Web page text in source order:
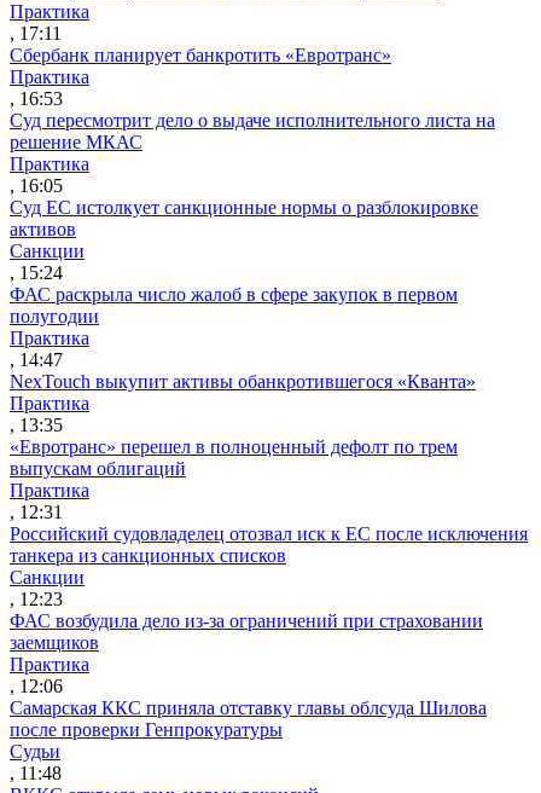
Практика
, 17:11
Сбербанк планирует банкротить «Евротранс»
Практика
, 16:53
Суд пересмотрит дело о выдаче исполнительного листа на
решение МКАС
Практика
, 16:05
Суд ЕС истолкует санкционные нормы о разблокировке
активов
Санкции
, 15:24
ФАС раскрыла число жалоб в сфере закупок в первом
полугодии
Практика
, 14:47
NexTouch выкупит активы обанкротившегося «Кванта»
Практика
, 13:35
«Евротранс» перешел в полноценный дефолт по трем
выпускам облигаций
Практика
, 12:31
Российский судовладелец отозвал иск к ЕС после исключения
танкера из санкционных списков
Санкции
, 12:23
ФАС возбудила дело из-за ограничений при страховании
заемщиков
Практика
, 12:06
Самарская ККС приняла отставку главы облсуда Шилова
после проверки Генпрокуратуры
Судьи
, 11:48